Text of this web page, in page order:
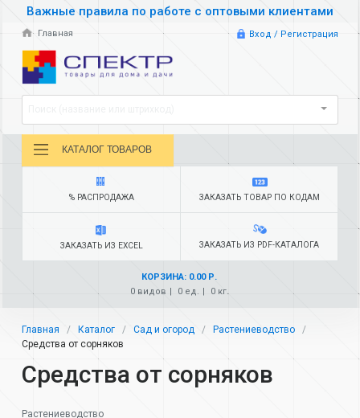
Важные правила по работе с оптовыми клиентами
Главная Вход / Регистрация
КАТАЛОГ ТОВАРОВ
% РАСПРОДАЖА ЗАКАЗАТЬ ТОВАР ПО КОДАМ
ЗАКАЗАТЬ ИЗ EXCEL ЗАКАЗАТЬ ИЗ PDF-КАТАЛОГА
КОРЗИНА: 0.00 Р.
0 видов
0 ед. 0 кг.
Главная Каталог Сад и огород
Растениеводство
Средства от сорняков
Средства от сорняков
Растениеводство